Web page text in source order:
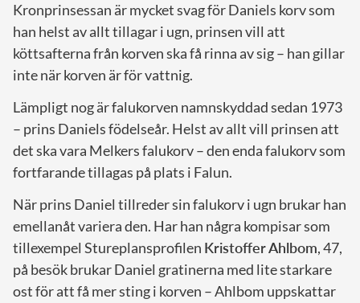
Kronprinsessan är mycket svag för Daniels korv som
han helst av allt tillagar i ugn, prinsen vill att
köttsafterna från korven ska få rinna av sig – han gillar
inte när korven är för vattnig.
Lämpligt nog är falukorven namnskyddad sedan 1973
– prins Daniels födelseår. Helst av allt vill prinsen att
det ska vara Melkers falukorv – den enda falukorv som
fortfarande tillagas på plats i Falun.
När prins Daniel tillreder sin falukorv i ugn brukar han
emellanåt variera den. Har han några kompisar som
tillexempel Stureplansprofilen Kristoffer Ahlbom, 47,
på besök brukar Daniel gratinerna med lite starkare
ost för att få mer sting i korven – Ahlbom uppskattar